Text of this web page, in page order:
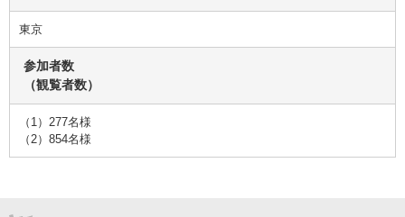
東京
参加者数
（観覧者数）
（1）277名様
（2）854名様